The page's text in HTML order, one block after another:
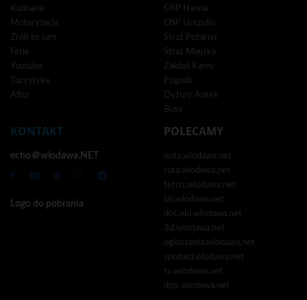
Kulinaria
Motoryzacja
Zrób to sam
Ferie
Youtube
Turystyka
Afisz
OSP Hanna
OSP Urszulin
Straż Pożarna
Straż Miejska
Zakład Karny
Pogoda
Dyżury Aptek
Busy
KONTAKT
echo＠wlodawa.NET
Logo do pobrania
POLECAMY
nuta.wlodawa.net
rota.wlodawa.net
tetris.wlodawa.net
bb.wlodawa.net
doCelu.wlodawa.net
3d.wlodawa.net
ogloszenia.wlodawa.net
spotted.wlodawa.net
tv.wlodawa.net
dzis.wlodawa.net